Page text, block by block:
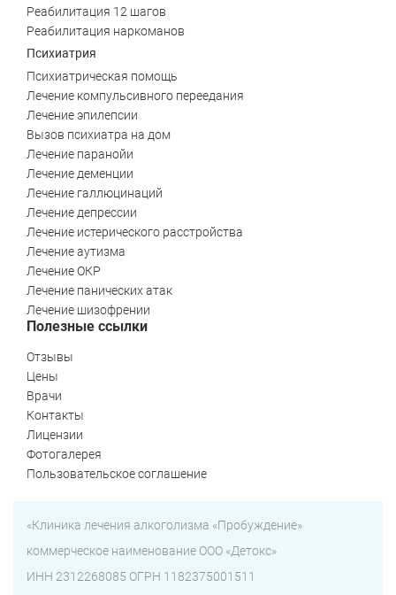
Реабилитация 12 шагов
Реабилитация наркоманов
Психиатрия
Психиатрическая помощь
Лечение компульсивного переедания
Лечение эпилепсии
Вызов психиатра на дом
Лечение паранойи
Лечение деменции
Лечение галлюцинаций
Лечение депрессии
Лечение истерического расстройства
Лечение аутизма
Лечение ОКР
Лечение панических атак
Лечение шизофрении
Полезные ссылки
Отзывы
Цены
Врачи
Контакты
Лицензии
Фотогалерея
Пользовательское соглашение
«Клиника лечения алкоголизма «Пробуждение»
коммерческое наименование ООО «Детокс»
ИНН 2312268085 ОГРН 1182375001511